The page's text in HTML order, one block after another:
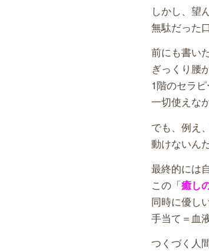
しかし、望
無駄だった
前にも書いた
ぎっくり腰
1階のセラピ
一切使えな
でも、例え
動けないん
最終的には
この「癒し
同時に優し
手当て＝血
つくづく人